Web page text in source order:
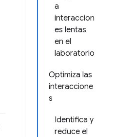
a
interaccion
es lentas
en el
laboratorio
Optimiza las
interaccione
s
Identifica y
reduce el